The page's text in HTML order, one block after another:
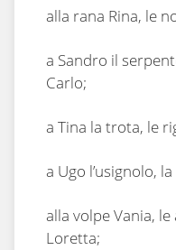
alla rana Rina, le
a Sandro il
Carlo;
a Tina la trota, le
a Ugo l’usignolo,
alla volpe Vania,
Loretta;